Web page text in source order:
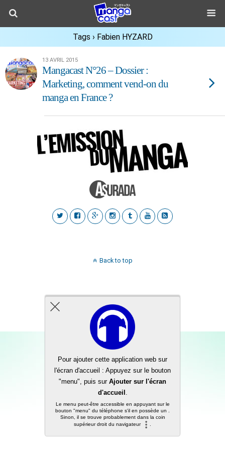
Tags › Fabien HYZARD
13 AVRIL 2015
Mangacast N°26 – Dossier :
Marketing, comment vend-on du
manga en France ?
Back to top